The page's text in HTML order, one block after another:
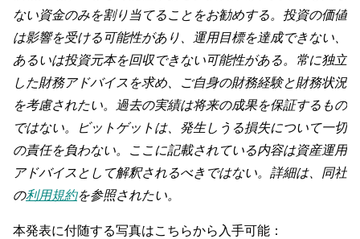
ない資金のみを割り当てることをお勧めする。投資の価値
は影響を受ける可能性があり、運用目標を達成できない、
あるいは投資元本を回収できない可能性がある。常に独立
した財務アドバイスを求め、ご自身の財務経験と財務状況
を考慮されたい。過去の実績は将来の成果を保証するもの
ではない。ビットゲットは、発生しうる損失について一切
の責任を負わない。ここに記載されている内容は資産運用
アドバイスとして解釈されるべきではない。詳細は、同社
の利用規約を参照されたい。
本発表に付随する写真はこちらから入手可能：